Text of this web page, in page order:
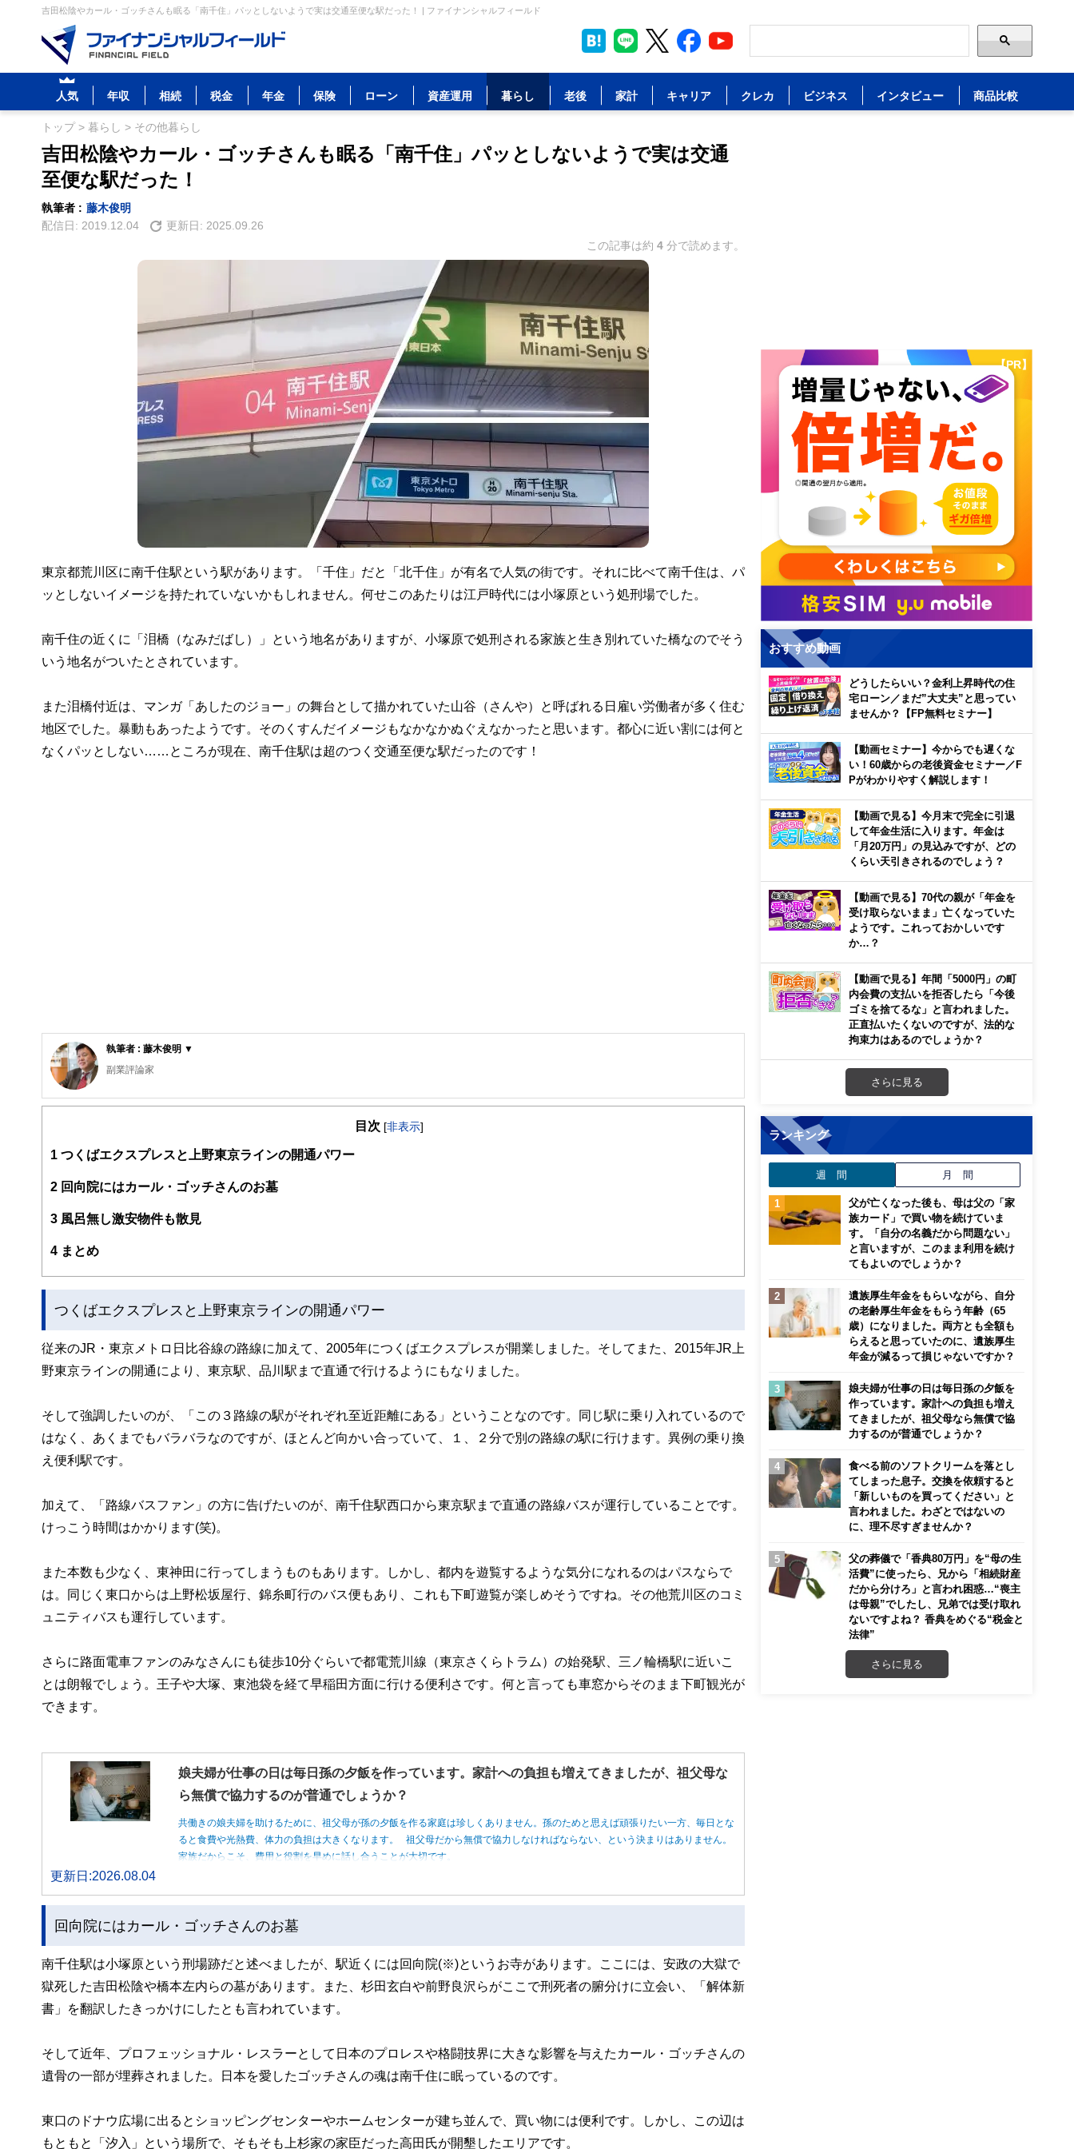
吉田松陰やカール・ゴッチさんも眠る「南千住」パッとしないようで実は交通至便な駅だった！ | ファイナンシャルフィールド
人気 年収 相続 税金 年金 保険 ローン 資産運用 暮らし 老後 家計 キャリア クレカ ビジネス インタビュー 商品比較
トップ> 暮らし > その他暮らし
吉田松陰やカール・ゴッチさんも眠る「南千住」パッとしないようで実は交通
至便な駅だった！
執筆者 : 藤木俊明
配信日: 2019.12.04 更新日: 2025.09.26
この記事は約 4 分で読めます。
東京都荒川区に南千住駅という駅があります。「千住」だと「北千住」が有名で人気の街です。それに比べて南千住は、パ
ッとしないイメージを持たれていないかもしれません。何せこのあたりは江戸時代には小塚原という処刑場でした。
南千住の近くに「泪橋（なみだばし）」という地名がありますが、小塚原で処刑される家族と生き別れていた橋なのでそう
いう地名がついたとされています。
また泪橋付近は、マンガ「あしたのジョー」の舞台として描かれていた山谷（さんや）と呼ばれる日雇い労働者が多く住む
地区でした。暴動もあったようです。そのくすんだイメージもなかなかぬぐえなかったと思います。都心に近い割には何と
なくパッとしない……ところが現在、南千住駅は超のつく交通至便な駅だったのです！
執筆者 : 藤木俊明 ▼
副業評論家
明治大学リバティアカデミー講師
師をつとめています。7年前から「ローリスク独立」の執筆活動をはじめ、副業・起業関連の記事を夕刊フジ、東洋経済などに寄稿しています。副
目次 [非表示]
1 つくばエクスプレスと上野東京ラインの開通パワー
2 回向院にはカール・ゴッチさんのお墓
3 風呂無し激安物件も散見
4 まとめ
つくばエクスプレスと上野東京ラインの開通パワー
従来のJR・東京メトロ日比谷線の路線に加えて、2005年につくばエクスプレスが開業しました。そしてまた、2015年JR上
野東京ラインの開通により、東京駅、品川駅まで直通で行けるようにもなりました。
そして強調したいのが、「この３路線の駅がそれぞれ至近距離にある」ということなのです。同じ駅に乗り入れているので
はなく、あくまでもバラバラなのですが、ほとんど向かい合っていて、１、２分で別の路線の駅に行けます。異例の乗り換
え便利駅です。
加えて、「路線バスファン」の方に告げたいのが、南千住駅西口から東京駅まで直通の路線バスが運行していることです。
けっこう時間はかかります(笑)。
また本数も少なく、東神田に行ってしまうものもあります。しかし、都内を遊覧するような気分になれるのはパスならで
は。同じく東口からは上野松坂屋行、錦糸町行のバス便もあり、これも下町遊覧が楽しめそうですね。その他荒川区のコミ
ュニティバスも運行しています。
さらに路面電車ファンのみなさんにも徒歩10分ぐらいで都電荒川線（東京さくらトラム）の始発駅、三ノ輪橋駅に近いこ
とは朗報でしょう。王子や大塚、東池袋を経て早稲田方面に行ける便利さです。何と言っても車窓からそのまま下町観光が
できます。
娘夫婦が仕事の日は毎日孫の夕飯を作っています。家計への負担も増えてきましたが、祖父母な
ら無償で協力するのが普通でしょうか？
共働きの娘夫婦を助けるために、祖父母が孫の夕飯を作る家庭は珍しくありません。孫のためと思えば頑張りたい一方、毎日とな
ると食費や光熱費、体力の負担は大きくなります。 祖父母だから無償で協力しなければならない、という決まりはありません。
家族だからこそ、費用と役割を早めに話し合うことが大切です。
更新日:2026.08.04
回向院にはカール・ゴッチさんのお墓
南千住駅は小塚原という刑場跡だと述べましたが、駅近くには回向院(※)というお寺があります。ここには、安政の大獄で
獄死した吉田松陰や橋本左内らの墓があります。また、杉田玄白や前野良沢らがここで刑死者の腑分けに立会い、「解体新
書」を翻訳したきっかけにしたとも言われています。
そして近年、プロフェッショナル・レスラーとして日本のプロレスや格闘技界に大きな影響を与えたカール・ゴッチさんの
遺骨の一部が埋葬されました。日本を愛したゴッチさんの魂は南千住に眠っているのです。
東口のドナウ広場に出るとショッピングセンターやホームセンターが建ち並んで、買い物には便利です。しかし、この辺は
もともと「汐入」という場所で、そもそも上杉家の家臣だった高田氏が開墾したエリアです。
【PR】
おすすめ動画
どうしたらいい？金利上昇時代の住
宅ローン／まだ”大丈夫”と思ってい
ませんか？【FP無料セミナー】
【動画セミナー】今からでも遅くな
い！60歳からの老後資金セミナー／F
Pがわかりやすく解説します！
【動画で見る】今月末で完全に引退
して年金生活に入ります。年金は
「月20万円」の見込みですが、どの
くらい天引きされるのでしょう？
【動画で見る】70代の親が「年金を
受け取らないまま」亡くなっていた
ようです。これっておかしいです
か…？
【動画で見る】年間「5000円」の町
内会費の支払いを拒否したら「今後
ゴミを捨てるな」と言われました。
正直払いたくないのですが、法的な
拘束力はあるのでしょうか？
さらに見る
ランキング
週 間 月 間
父が亡くなった後も、母は父の「家
族カード」で買い物を続けていま
す。「自分の名義だから問題ない」
と言いますが、このまま利用を続け
てもよいのでしょうか？
遺族厚生年金をもらいながら、自分
の老齢厚生年金をもらう年齢（65
歳）になりました。両方とも全額も
らえると思っていたのに、遺族厚生
年金が減るって損じゃないですか？
娘夫婦が仕事の日は毎日孫の夕飯を
作っています。家計への負担も増え
てきましたが、祖父母なら無償で協
力するのが普通でしょうか？
食べる前のソフトクリームを落とし
てしまった息子。交換を依頼すると
「新しいものを買ってください」と
言われました。わざとではないの
に、理不尽すぎませんか？
父の葬儀で「香典80万円」を“母の生
活費”に使ったら、兄から「相続財産
だから分けろ」と言われ困惑…“喪主
は母親”でしたし、兄弟では受け取れ
ないですよね？ 香典をめぐる“税金と
法律”
さらに見る